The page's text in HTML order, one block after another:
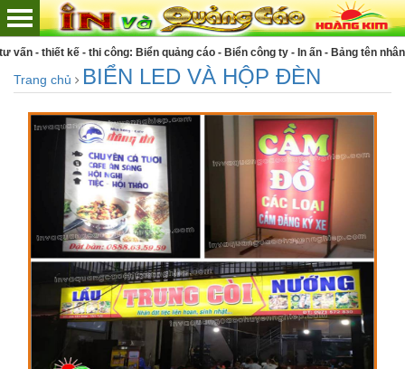
- thi công: Biển quảng cáo - Biển công ty - In ấn - Bảng tên nhân viên -
Trang chủ BIỂN LED VÀ HỘP ĐÈN